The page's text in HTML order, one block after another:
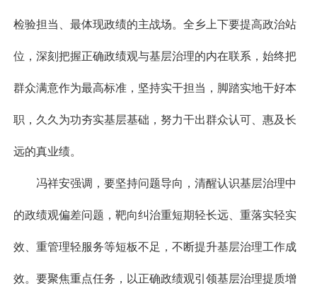
检验担当、最体现政绩的主战场。全乡上下要提高政治站
位，深刻把握正确政绩观与基层治理的内在联系，始终把
群众满意作为最高标准，坚持实干担当，脚踏实地干好本
职，久久为功夯实基层基础，努力干出群众认可、惠及长
远的真业绩。
冯祥安强调，要坚持问题导向，清醒认识基层治理中
的政绩观偏差问题，靶向纠治重短期轻长远、重落实轻实
效、重管理轻服务等短板不足，不断提升基层治理工作成
效。要聚焦重点任务，以正确政绩观引领基层治理提质增